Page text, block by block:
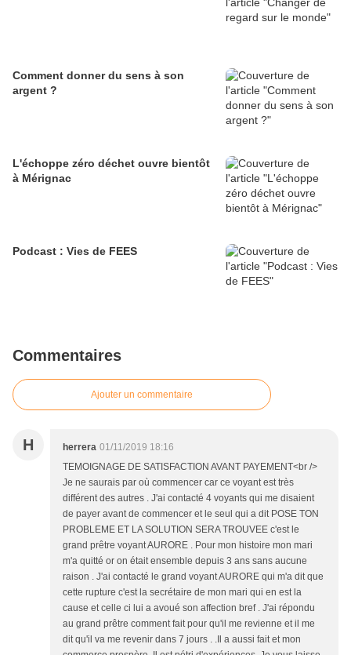
Comment donner du sens à son
argent ?
L'échoppe zéro déchet ouvre bientôt
à Mérignac
Podcast : Vies de FEES
Commentaires
Ajouter un commentaire
H herrera 01/11/2019 18:16
TEMOIGNAGE DE SATISFACTION AVANT PAYEMENT<br />
Je ne saurais par où commencer car ce voyant est très
différent des autres . J'ai contacté 4 voyants qui me disaient
de payer avant de commencer et le seul qui a dit POSE TON
PROBLEME ET LA SOLUTION SERA TROUVEE c'est le
grand prêtre voyant AURORE . Pour mon histoire mon mari
m'a quitté or on était ensemble depuis 3 ans sans aucune
raison . J'ai contacté le grand voyant AURORE qui m'a dit que
cette rupture c'est la secrétaire de mon mari qui en est la
cause et celle ci lui a avoué son affection bref . J'ai répondu
au grand prêtre comment fait pour qu'il me revienne et il me
dit qu'il va me revenir dans 7 jours . .Il a aussi fait et mon